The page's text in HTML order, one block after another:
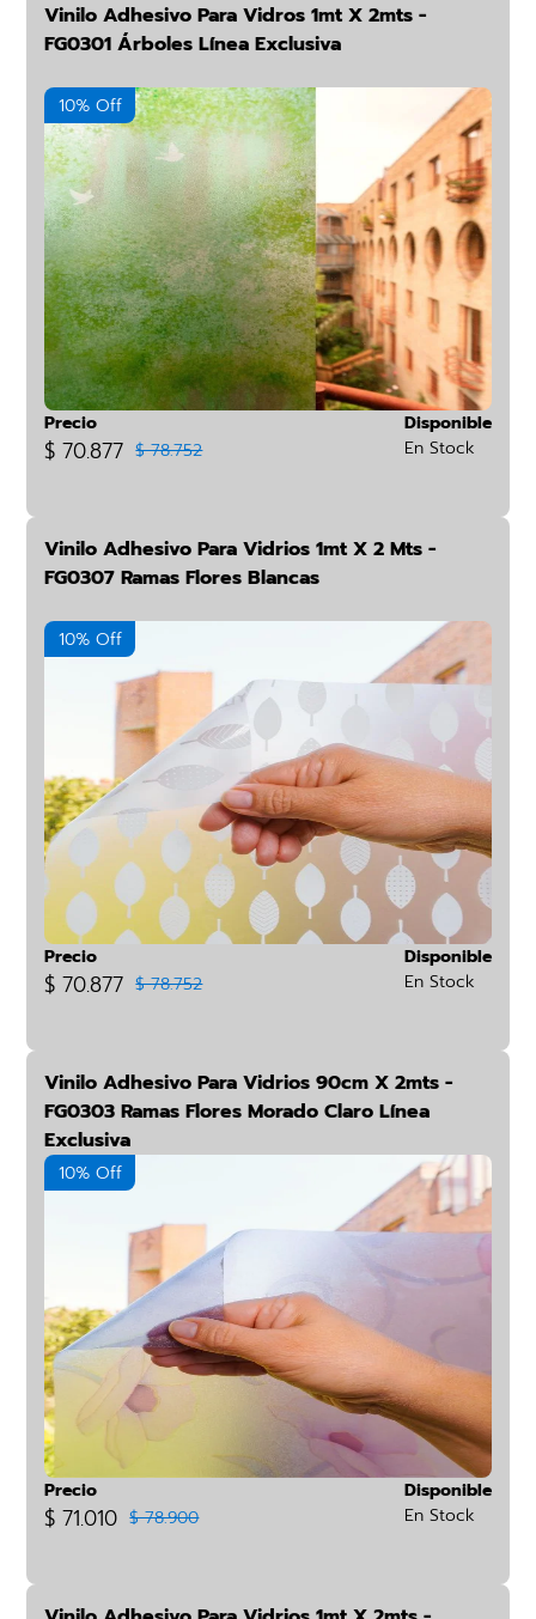
Vinilo Adhesivo Para Vidros 1mt X 2mts -
FG0301 Árboles Línea Exclusiva
10% Off
Precio
$ 70.877 $ 78.752
Disponible
En Stock
Vinilo Adhesivo Para Vidrios 1mt X 2 Mts -
FG0307 Ramas Flores Blancas
10% Off
Precio
$ 70.877 $ 78.752
Disponible
En Stock
Vinilo Adhesivo Para Vidrios 90cm X 2mts -
FG0303 Ramas Flores Morado Claro Línea
Exclusiva
10% Off
Precio
$ 71.010 $ 78.900
Disponible
En Stock